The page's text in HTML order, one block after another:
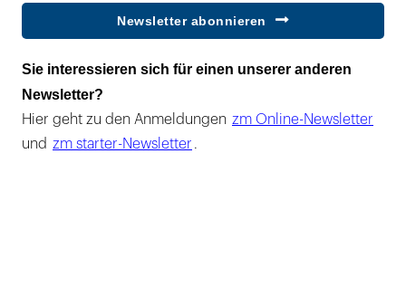
Newsletter abonnieren
Sie interessieren sich für einen unserer anderen
Newsletter?
Hier geht zu den Anmeldungen zm Online-Newsletter
und zm starter-Newsletter .